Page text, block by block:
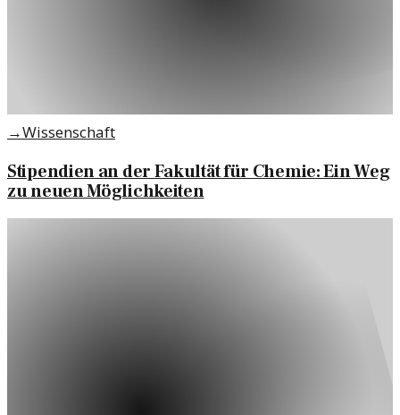
→Wissenschaft
Stipendien an der Fakultät für Chemie: Ein Weg
zu neuen Möglichkeiten